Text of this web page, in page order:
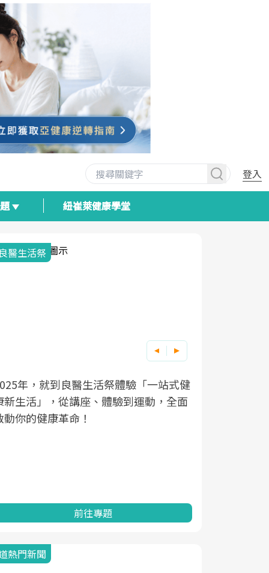
登入
紐崔萊健康學堂
醫生活祭
年，就到良醫生活祭體驗「一站式健
新生活」，從講座、體驗到運動，全面
動你的健康革命！
前往專題
熱門新聞